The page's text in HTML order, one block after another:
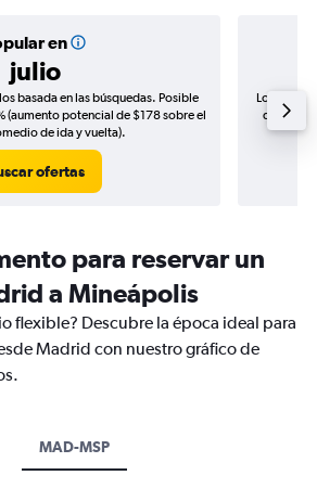
en
julio
basada en las búsquedas. Posible
(aumento potencial de $178 sobre el
de ida y vuelta).
ofertas
Los
de
para reservar un
a Mineápolis
flexible? Descubre la época ideal para
Madrid con nuestro gráfico de
MAD-MSP